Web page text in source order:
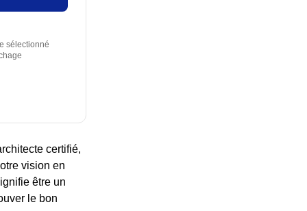
sélectionné
certifié,
vision en
être un
le bon